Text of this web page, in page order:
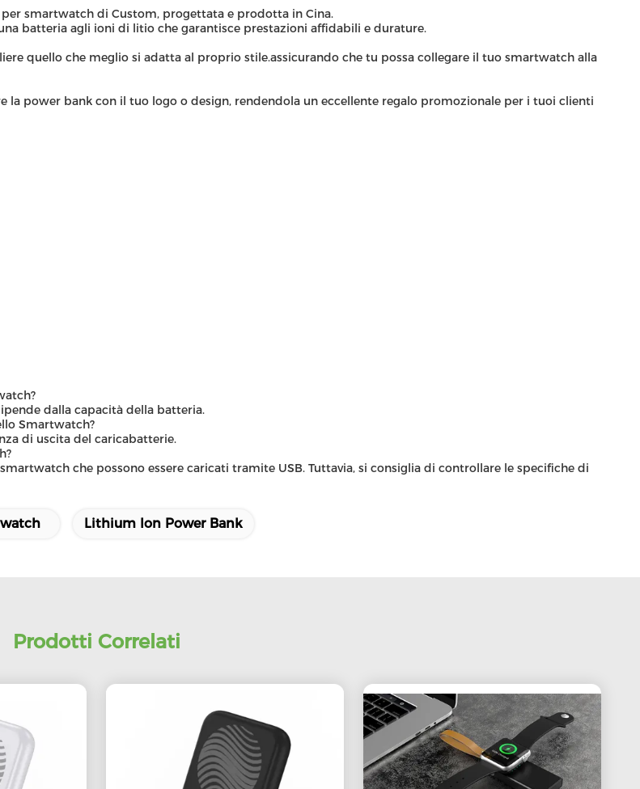
smartwatch di Custom, progettata e prodotta in Cina.
batteria agli ioni di litio che garantisce prestazioni affidabili e durature.
quello che meglio si adatta al proprio stile.assicurando che tu possa collegare il tuo smartwatch alla
power bank con il tuo logo o design, rendendola un eccellente regalo promozionale per i tuoi clienti
dalla capacità della batteria.
Smartwatch?
di uscita del caricabatterie.
che possono essere caricati tramite USB. Tuttavia, si consiglia di controllare le specifiche di
Lithium Ion Power Bank
Prodotti Correlati